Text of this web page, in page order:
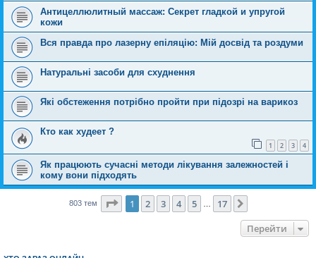
Антицеллюлитный массаж: Секрет гладкой и упругой
кожи
Вся правда про лазерну епіляцію: Мій досвід та роздуми
Натуральні засоби для схуднення
Які обстеження потрібно пройти при підозрі на варикоз
Кто как худеет ?
1 2 3 4
Як працюють сучасні методи лікування залежностей і
кому вони підходять
803 тем Сторінка1 17
1 2 3 4 5 17
Перейти